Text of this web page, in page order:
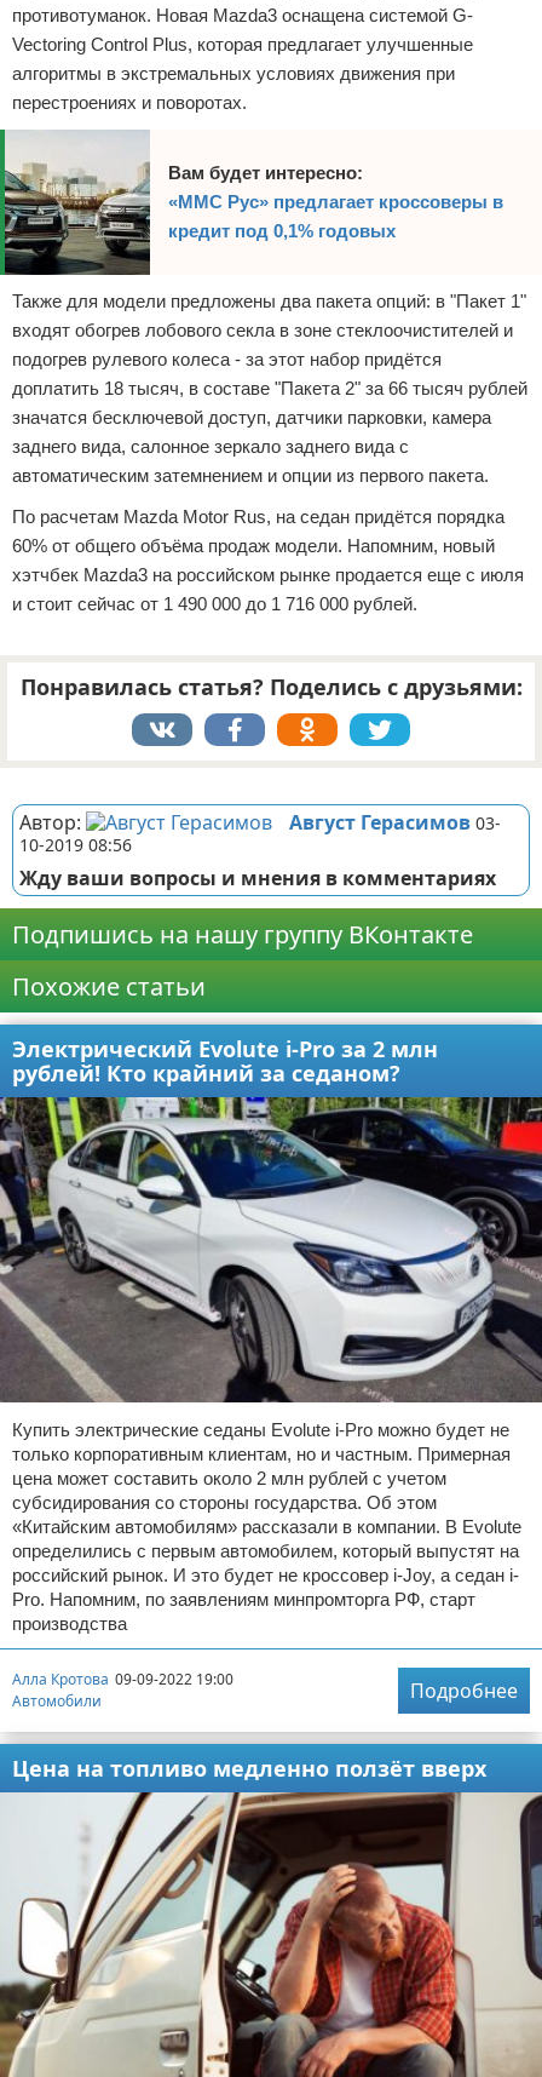
противотуманок. Новая Mazda3 оснащена системой G-
Vectoring Control Plus, которая предлагает улучшенные
алгоритмы в экстремальных условиях движения при
перестроениях и поворотах.
Вам будет интересно:
«ММС Рус» предлагает кроссоверы в
кредит под 0,1% годовых
Также для модели предложены два пакета опций: в "Пакет 1"
входят обогрев лобового секла в зоне стеклоочистителей и
подогрев рулевого колеса - за этот набор придётся
доплатить 18 тысяч, в составе "Пакета 2" за 66 тысяч рублей
значатся бесключевой доступ, датчики парковки, камера
заднего вида, салонное зеркало заднего вида с
автоматическим затемнением и опции из первого пакета.
По расчетам Mazda Motor Rus, на седан придётся порядка
60% от общего объёма продаж модели. Напомним, новый
хэтчбек Mazda3 на российском рынке продается еще с июля
и стоит сейчас от 1 490 000 до 1 716 000 рублей.
Понравилась статья? Поделись с друзьями:
Автор: Август Герасимов 03-
10-2019 08:56
Жду ваши вопросы и мнения в комментариях
Подпишись на нашу группу ВКонтакте
Похожие статьи
Электрический Evolute i-Pro за 2 млн
рублей! Кто крайний за седаном?
Купить электрические седаны Evolute i-Pro можно будет не
только корпоративным клиентам, но и частным. Примерная
цена может составить около 2 млн рублей с учетом
субсидирования со стороны государства. Об этом
«Китайским автомобилям» рассказали в компании. В Evolute
определились с первым автомобилем, который выпустят на
российский рынок. И это будет не кроссовер i-Joy, а седан i-
Pro. Напомним, по заявлениям минпромторга РФ, старт
производства
Алла Кротова 09-09-2022 19:00
Автомобили
Подробнее
Цена на топливо медленно ползёт вверх